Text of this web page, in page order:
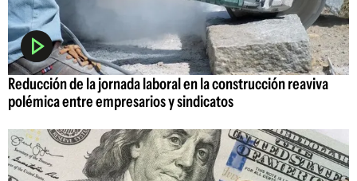
Reducción de la jornada laboral en la construcción reaviva
polémica entre empresarios y sindicatos